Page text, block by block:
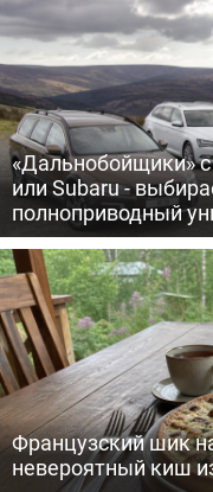
«Дальнобойщики»
или Subaru -
полноприводный
Французский шик
невероятный киш